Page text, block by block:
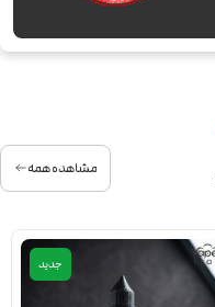
مشاهده همه
جدید